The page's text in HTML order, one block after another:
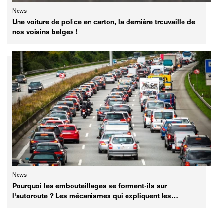
News
Une voiture de police en carton, la dernière trouvaille de
nos voisins belges !
News
Pourquoi les embouteillages se forment-ils sur
l'autoroute ? Les mécanismes qui expliquent les